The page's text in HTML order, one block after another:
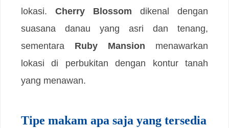
lokasi. Cherry Blossom dikenal dengan
suasana danau yang asri dan tenang,
sementara Ruby Mansion menawarkan
lokasi di perbukitan dengan kontur tanah
yang menawan.
Tipe makam apa saja yang tersedia